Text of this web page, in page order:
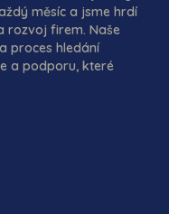
měsíc a jsme hrdí
rozvoj firem. Naše
proces hledání
a podporu, které